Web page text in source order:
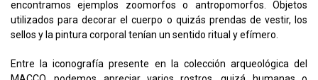
encontramos ejemplos zoomorfos o antropomorfos. Objetos
utilizados para decorar el cuerpo o quizás prendas de vestir, los
sellos y la pintura corporal tenían un sentido ritual y efímero.
Entre la iconografía presente en la colección arqueológica del